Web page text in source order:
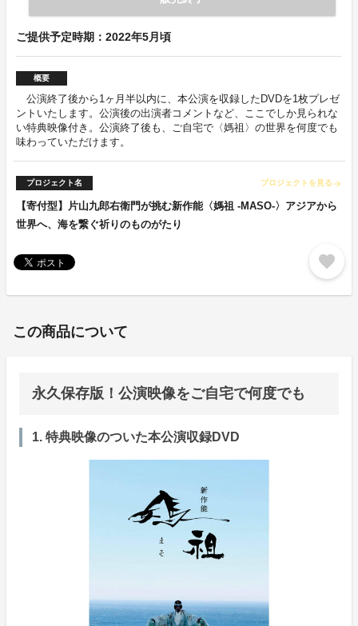
ご提供予定時期：2022年5月頃
概要
公演終了後から1ヶ月半以内に、本公演を収録したDVDを1枚プレゼ
ントいたします。公演後の出演者コメントなど、ここでしか見られな
い特典映像付き。公演終了後も、ご自宅で〈媽祖〉の世界を何度でも
味わっていただけます。
プロジェクト名 プロジェクトを見る arrow_forward
【寄付型】片山九郎右衛門が挑む新作能〈媽祖 -MASO-〉アジアから
世界へ、海を繋ぐ祈りのものがたり
favorite
この商品について
永久保存版！公演映像をご自宅で何度でも
1. 特典映像のついた本公演収録DVD